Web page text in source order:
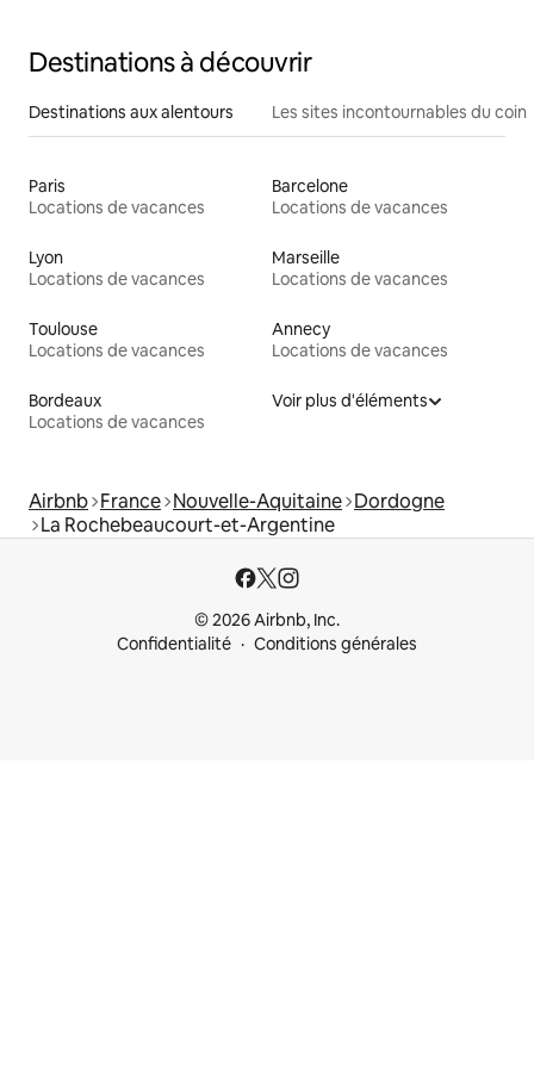
Destinations à découvrir
Destinations aux alentours Les sites incontournables du coin
Paris
Locations de vacances
Barcelone
Locations de vacances
Lyon
Locations de vacances
Marseille
Locations de vacances
Toulouse
Locations de vacances
Annecy
Locations de vacances
Bordeaux
Locations de vacances
Voir plus d'éléments
Airbnb France Nouvelle-Aquitaine Dordogne
La Rochebeaucourt-et-Argentine
© 2026 Airbnb, Inc.
Confidentialité
Conditions générales